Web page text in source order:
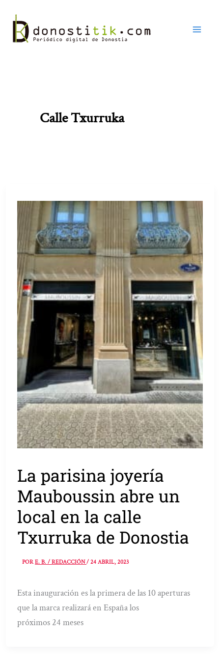
contenido
Calle Txurruka
La parisina joyería
Mauboussin abre un
local en la calle
Txurruka de Donostia
PORE. B. / REDACCIÓN/24 ABRIL, 2023
Esta inauguración es la primera de las 10 aperturas
que la marca realizará en España los
próximos 24 meses